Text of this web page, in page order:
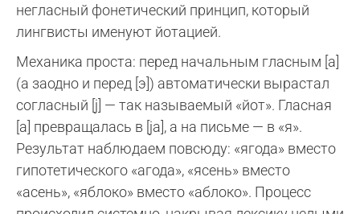
негласный фонетический принцип, который
лингвисты именуют йотацией.
Механика проста: перед начальным гласным [а]
(а заодно и перед [э]) автоматически вырастал
согласный [j] — так называемый «йот». Гласная
[а] превращалась в [ja], а на письме — в «я».
Результат наблюдаем повсюду: «ягода» вместо
гипотетического «агода», «ясень» вместо
«асень», «яблоко» вместо «аблоко». Процесс